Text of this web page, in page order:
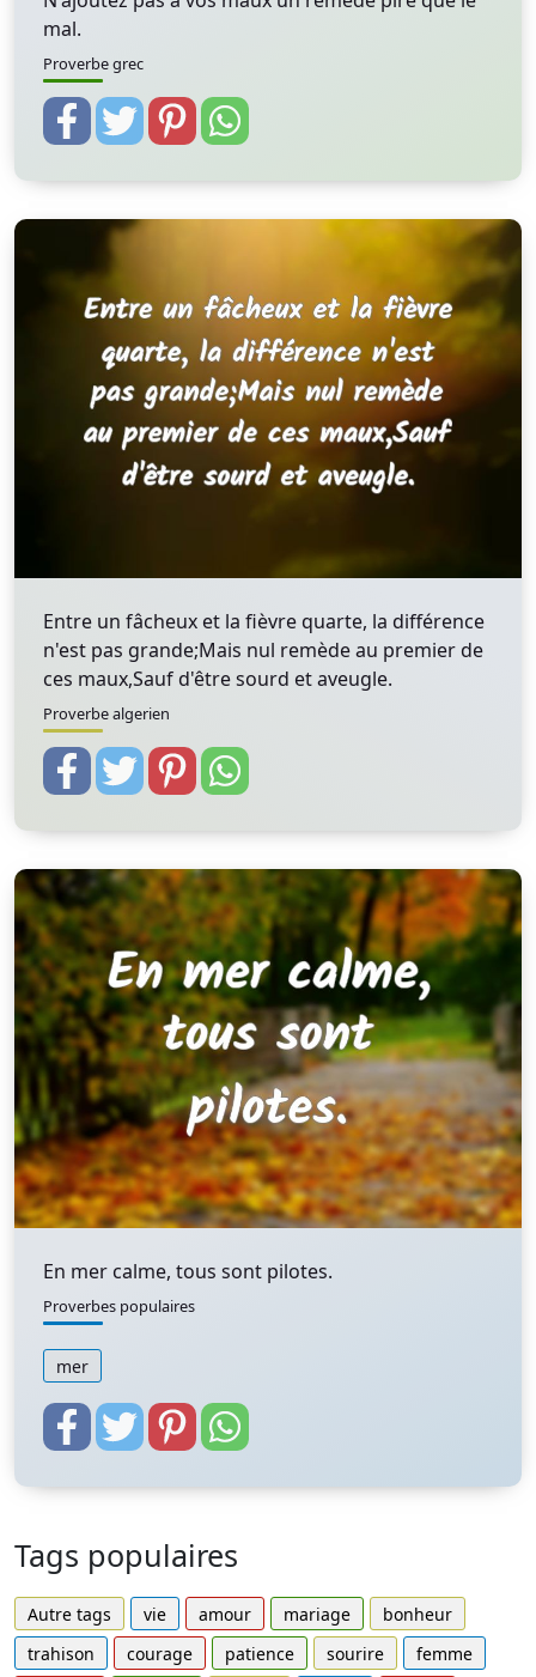
mal.
Proverbe grec
Entre un fâcheux et la fièvre quarte, la différence
n'est pas grande;Mais nul remède au premier de
ces maux,Sauf d'être sourd et aveugle.
Proverbe algerien
En mer calme, tous sont pilotes.
Proverbes populaires
mer
Tags populaires
Autre tags vie amour mariage
bonheur
trahison
courage patience sourire
femme